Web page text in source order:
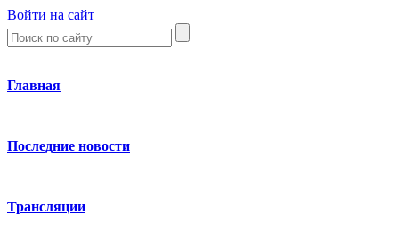
Войти на сайт
Главная
Последние новости
Трансляции